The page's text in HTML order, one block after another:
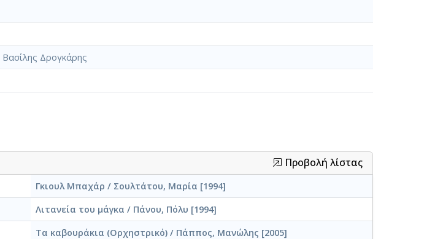
Βασίλης Δρογκάρης
Προβολή λίστας
Γκιουλ Μπαχάρ / Σουλτάτου, Μαρία [1994]
Λιτανεία του μάγκα / Πάνου, Πόλυ [1994]
Τα καβουράκια (Ορχηστρικό) / Πάππος, Μανώλης [2005]